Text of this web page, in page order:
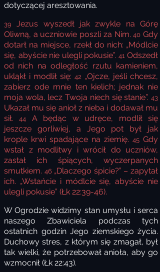
dotyczącej aresztowania.
39
Jezus wyszedł jak zwykle na Górę
Oliwną, a uczniowie poszli za Nim.40 Gdy
dotarł na miejsce, rzekł do nich: „Módlcie
się, abyście nie ulegli pokusie”. 41Odszedł
od nich na odległość rzutu kamieniem,
ukląkł i modlił się: 42 „Ojcze, jeśli chcesz,
zabierz ode mnie ten kielich; jednak nie
moja wola, lecz Twoja niech się stanie”. 43
Ukazał mu się anioł z nieba i dodawał mu
sił.44
A będąc w udręce, modlił się
jeszcze gorliwiej, a Jego pot był jak
krople krwi spadające na ziemię. 45 Gdy
wstał z modlitwy i wrócił do uczniów,
zastał ich śpiących, wyczerpanych
smutkiem. 46„Dlaczego śpicie?” – zapytał
ich. „Wstańcie i módlcie się, abyście nie
ulegli pokusie” (Łk 22:39-46).
W Ogrodzie widzimy stan umysłu i serca
naszego Zbawiciela podczas tych
ostatnich godzin Jego ziemskiego życia.
Duchowy stres, z którym się zmagał, był
tak wielki, że potrzebował anioła, aby go
wzmocnił (Łk 22:43).